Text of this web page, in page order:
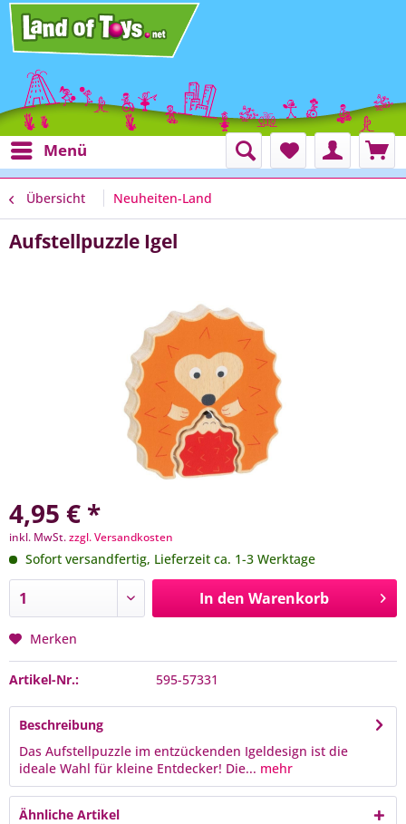
Menü
Übersicht Neuheiten-Land
Aufstellpuzzle Igel
4,95 € *
inkl. MwSt.zzgl. Versandkosten
Sofort versandfertig, Lieferzeit ca. 1-3 Werktage
In den Warenkorb
Merken
Artikel-Nr.: 595-57331
Beschreibung
Das Aufstellpuzzle im entzückenden Igeldesign ist die
ideale Wahl für kleine Entdecker! Die... mehr
Ähnliche Artikel